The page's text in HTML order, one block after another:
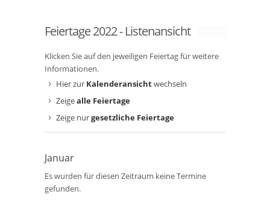
Feiertage 2022 - Listenansicht
Klicken Sie auf den jeweiligen Feiertag für weitere
Informationen.
Hier zur Kalenderansichtwechseln
Zeigealle Feiertage
Zeige nurgesetzliche Feiertage
Januar
Es wurden für diesen Zeitraum keine Termine
gefunden.